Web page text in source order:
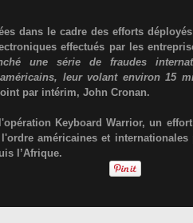
dans le cadre des efforts
effectués par les
une série de fraudes
leur volant environ 15
par intérim, John Cronan.
l'opération Keyboard Warrior, un
américaines et internationales
l’Afrique.